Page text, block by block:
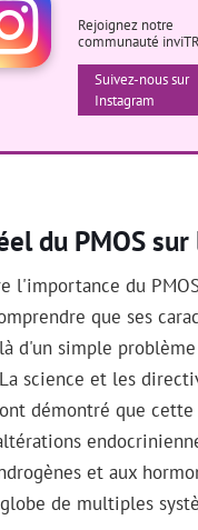
Rejoignez notre
communauté
Suivez-nous sur
Instagram
du PMOS
l'importance du
que ses
d'un simple
science et les
démontré que
et aux
de multiples